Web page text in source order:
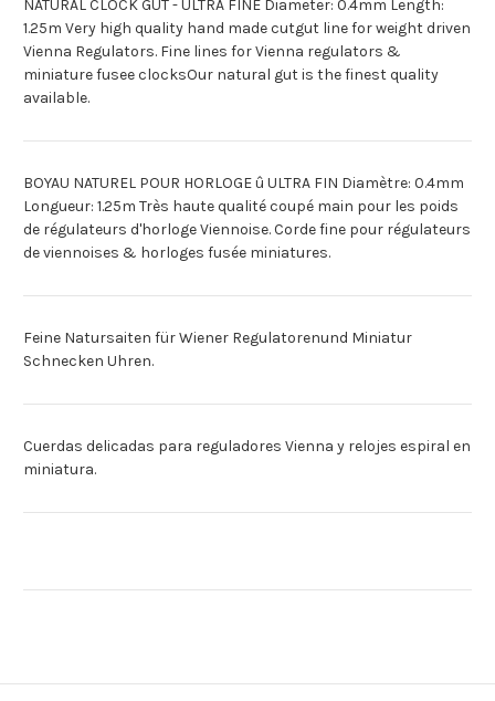
NATURAL CLOCK GUT - ULTRA FINE Diameter: 0.4mm Length:
1.25m Very high quality hand made cutgut line for weight driven
Vienna Regulators. Fine lines for Vienna regulators &
miniature fusee clocksOur natural gut is the finest quality
available.
BOYAU NATUREL POUR HORLOGE û ULTRA FIN Diamètre: 0.4mm
Longueur: 1.25m Très haute qualité coupé main pour les poids
de régulateurs d'horloge Viennoise. Corde fine pour régulateurs
de viennoises & horloges fusée miniatures.
Feine Natursaiten für Wiener Regulatorenund Miniatur
Schnecken Uhren.
Cuerdas delicadas para reguladores Vienna y relojes espiral en
miniatura.